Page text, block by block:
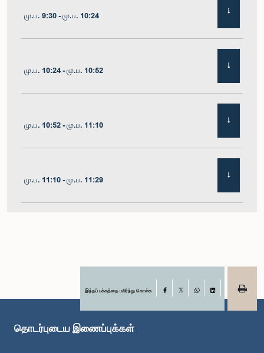
மு.ப. 9:30 - மு.ப. 10:24
மு.ப. 10:24 - மு.ப. 10:52
மு.ப. 10:52 - மு.ப. 11:10
மு.ப. 11:10 - மு.ப. 11:29
மு.ப. 11:41 - மு.ப. 11:51இந்தப் பக்கத்தை பகிர்ந்து கொள்க Facebook
LinkedIn
தொடர்புடைய இணைப்புக்கள்